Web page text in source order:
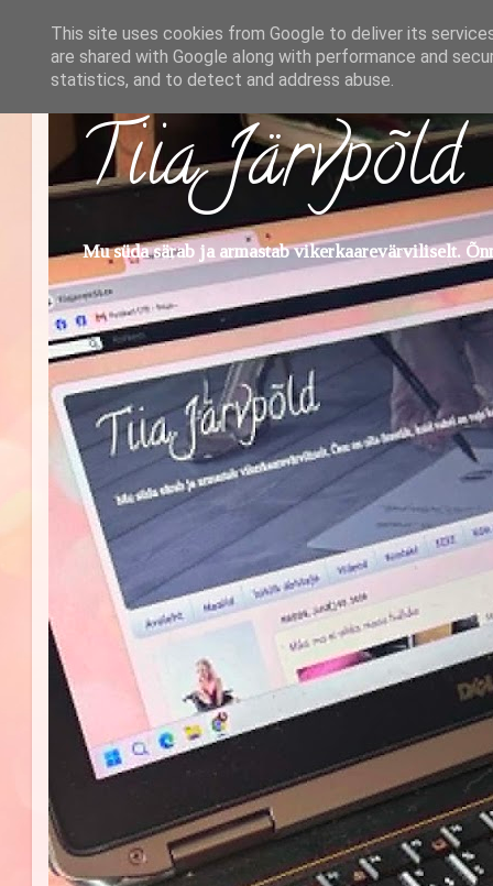
Tiia Järvpõld
Mu süda särab ja armastab vikerkaarevärviliselt.
This site uses cookies from Google to deliver its
are shared with Google along with performance and
statistics, and to detect and address abuse.